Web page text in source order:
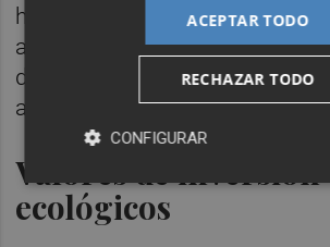
haber tocado techo a medida
aproxima a la fase de recorte
dólar-yen resulta interesante
alcista del yen.
Valores de inversión
ecológicos
ACEPTAR TODO
RECHAZAR TODO
CONFIGURAR